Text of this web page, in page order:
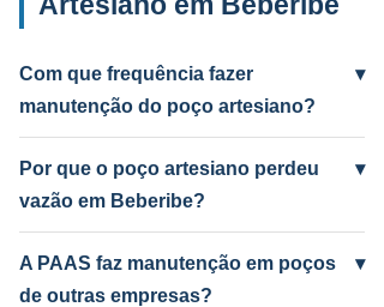
Com que frequência fazer
manutenção do poço artesiano?
▾
Anual para uso intenso (agrícola/industrial)
e a cada 2 anos para uso residencial.
Poços antigos podem precisar mais
frequentemente.
Por que o poço artesiano perdeu
vazão em Beberibe?
▾
Causas mais comuns: incrustação por
ferro e manganês, colmatação do filtro,
bomba desgastada ou aquífero em nível
A PAAS faz manutenção em poços
de outras empresas?
▾